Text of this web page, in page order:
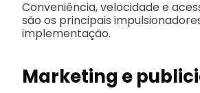
Conveniência, velocidade e
são os principais
implementação.
Marketing e